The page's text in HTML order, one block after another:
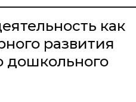
как
развития
дошкольного